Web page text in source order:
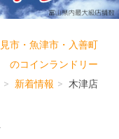
市・魚津市・入善町
のコインランドリー
新着情報
木津店